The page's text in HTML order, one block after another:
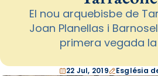
El nou arquebisbe de
Joan Planellas i
primera vegada
22 Jul, 2019 Església